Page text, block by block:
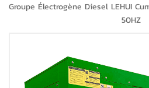
Groupe Électrogène Diesel LEHUI
50HZ